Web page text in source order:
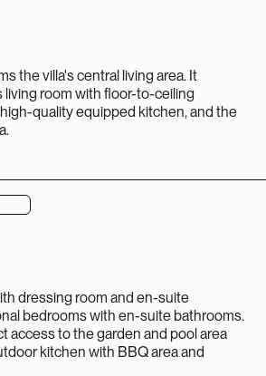
the villa's central living area. It
living room with floor-to-ceiling
quality equipped kitchen, and the
dressing room and en-suite
bedrooms with en-suite bathrooms.
access to the garden and pool area
kitchen with BBQ area and